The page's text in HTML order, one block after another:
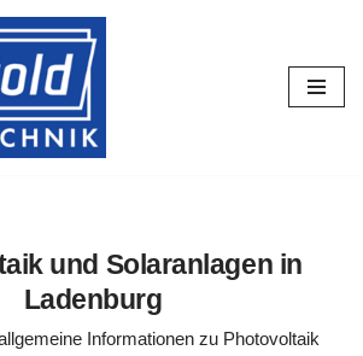
und Solaranlagen in
Ladenburg
Informationen zu Photovoltaik